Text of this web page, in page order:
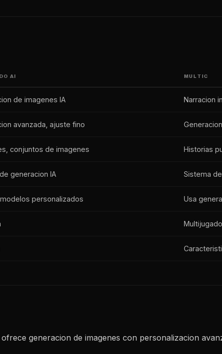
AI MULTIC
de imagenes IA Narracion
avanzada, ajuste fino
conjuntos de imagenes Historias
generacion IA Sistema
personalizados Usa
generacion de imagenes con personalizacion